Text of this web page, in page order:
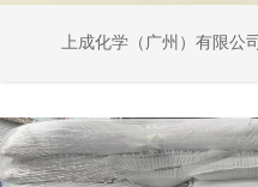
上成化学（广州）有限公司